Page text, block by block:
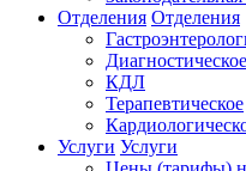
Отделения Отделения
Диагностическое
КДЛ
Терапевтическое
Услуги Услуги